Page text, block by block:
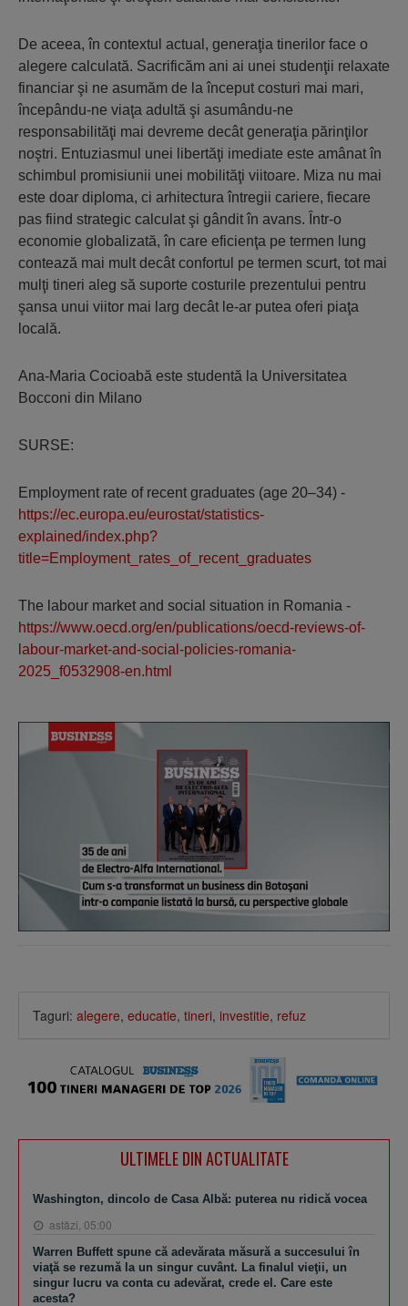
De aceea, în contextul actual, generaţia tinerilor face o
alegere calculată. Sacrificăm ani ai unei studenţii relaxate
financiar şi ne asumăm de la început costuri mai mari,
începându-ne viaţa adultă şi asumându-ne
responsabilităţi mai devreme decât generaţia părinţilor
noştri. Entuziasmul unei libertăţi imediate este amânat în
schimbul promisiunii unei mobilităţi viitoare. Miza nu mai
este doar diploma, ci arhitectura întregii cariere, fiecare
pas fiind strategic calculat şi gândit în avans. Într-o
economie globalizată, în care eficienţa pe termen lung
contează mai mult decât confortul pe termen scurt, tot mai
mulţi tineri aleg să suporte costurile prezentului pentru
şansa unui viitor mai larg decât le-ar putea oferi piaţa
locală.
Ana-Maria Cocioabă este studentă la Universitatea
Bocconi din Milano
SURSE:
Employment rate of recent graduates (age 20–34) -
https://ec.europa.eu/eurostat/statistics-
explained/index.php?
title=Employment_rates_of_recent_graduates
The labour market and social situation in Romania -
https://www.oecd.org/en/publications/oecd-reviews-of-
labour-market-and-social-policies-romania-
2025_f0532908-en.html
Taguri: alegere, educatie, tineri, investitie, refuz
ULTIMELE DIN ACTUALITATE
Washington, dincolo de Casa Albă: puterea nu ridică vocea
astăzi, 05:00
Warren Buffett spune că adevărata măsură a succesului în
viaţă se rezumă la un singur cuvânt. La finalul vieţii, un
singur lucru va conta cu adevărat, crede el. Care este
acesta?